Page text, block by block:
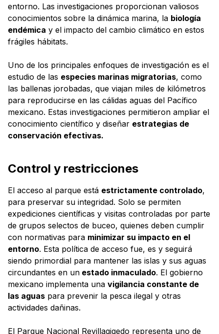
entorno. Las investigaciones proporcionan valiosos
conocimientos sobre la dinámica marina, la biología
endémica y el impacto del cambio climático en estos
frágiles hábitats.
Uno de los principales enfoques de investigación es el
estudio de las especies marinas migratorias, como
las ballenas jorobadas, que viajan miles de kilómetros
para reproducirse en las cálidas aguas del Pacífico
mexicano. Estas investigaciones permitieron ampliar el
conocimiento científico y diseñar estrategias de
conservación efectivas.
Control y restricciones
El acceso al parque está estrictamente controlado,
para preservar su integridad. Solo se permiten
expediciones científicas y visitas controladas por parte
de grupos selectos de buceo, quienes deben cumplir
con normativas para minimizar su impacto en el
entorno. Esta política de acceso fue, es y seguirá
siendo primordial para mantener las islas y sus aguas
circundantes en un estado inmaculado. El gobierno
mexicano implementa una vigilancia constante de
las aguas para prevenir la pesca ilegal y otras
actividades dañinas.
El Parque Nacional Revillagigedo representa uno de